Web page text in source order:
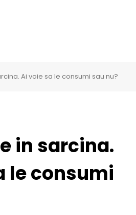
Ai voie sa le consumi sau nu?
in sarcina.
le consumi